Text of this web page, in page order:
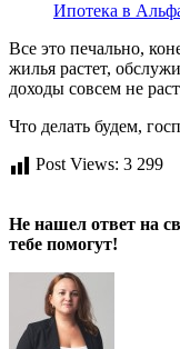
Ипотека в
Все это печально,
жилья растет,
доходы совсем не
Что делать будем,
Post Views: 3 299
Не нашел ответ на
тебе помогут!